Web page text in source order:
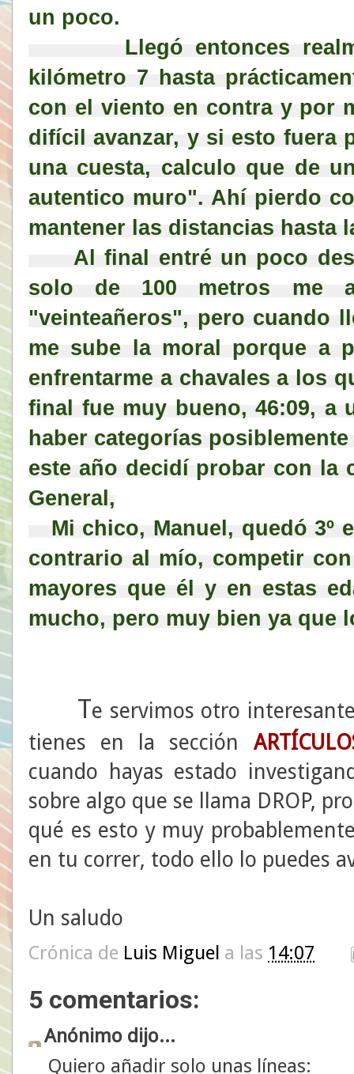
un poco.
kilómetro 7 hasta
con el viento en contra y por
difícil avanzar, y si esto fuera
una cuesta, calculo que de
autentico muro". Ahí pierdo
mantener las distancias hasta
solo de 100 metros me
"veinteañeros", pero cuando
me sube la moral porque a
enfrentarme a chavales a los
final fue muy bueno, 46:09, a
haber categorías
este año decidí probar con la
General,
contrario al mío, competir
mayores que él y en estas
mucho, pero muy bien ya que
Te servimos otro
tienes en la sección
cuando hayas estado
sobre algo que se llama DROP,
qué es esto y muy
en tu correr, todo ello lo puedes
Un saludo
Crónica de Luis Miguel a las 14:07
5 comentarios:
Anónimo dijo...
Quiero añadir solo unas líneas: